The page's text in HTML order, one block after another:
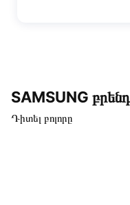
SAMSUNG
Դիտել բոլորը